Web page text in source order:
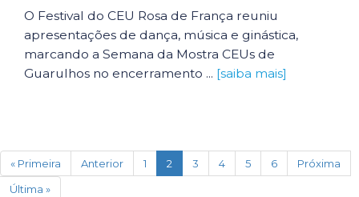
O Festival do CEU Rosa de França reuniu
apresentações de dança, música e ginástica,
marcando a Semana da Mostra CEUs de
Guarulhos no encerramento ... [saiba mais]
« Primeira Anterior 1 2 (current)
3 4 5 6
Próxima
Última »